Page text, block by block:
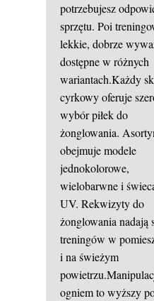
potrzebujesz
sprzętu. Poi
lekkie, dobrze
dostępne w różnych
wariantach.Każdy
cyrkowy oferuje
wybór piłek do
żonglowania.
obejmuje modele
jednokolorowe,
wielobarwne i
UV. Rekwizyty do
żonglowania nadają
treningów w
i na świeżym
ogniem to wyższy